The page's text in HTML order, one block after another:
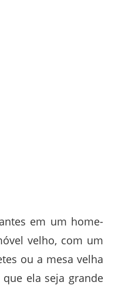
em um home-
velho, com um
ou a mesa velha
ela seja grande